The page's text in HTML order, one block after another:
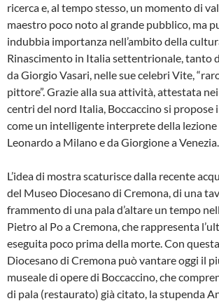
ricerca e, al tempo stesso, un momento di
maestro poco noto al grande pubblico, ma
indubbia importanza nell’ambito della
Rinascimento in Italia settentrionale, tanto
da Giorgio Vasari, nelle sue celebri Vite,
pittore”. Grazie alla sua attività, attestata
centri del nord Italia, Boccaccino si propose
come un intelligente interprete della
Leonardo a Milano e da Giorgione a Venezia.
L’idea di mostra scaturisce dalla recente
del Museo Diocesano di Cremona, di una
frammento di una pala d’altare un tempo
Pietro al Po a Cremona, che rappresenta
eseguita poco prima della morte. Con
Diocesano di Cremona può vantare oggi il
museale di opere di Boccaccino, che
di pala (restaurato) già citato, la stupenda